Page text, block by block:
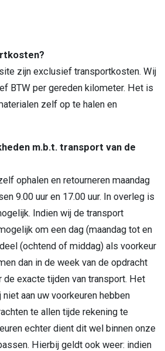
zijn exclusief transportkosten. Wij
BTW per gereden kilometer. Het is
zelf op te halen en
m.b.t. transport van de
ophalen en retourneren maandag
9.00 uur en 17.00 uur. In overleg is
Indien wij de transport
om een dag (maandag tot en
(ochtend of middag) als voorkeur
dan in de week van de opdracht
exacte tijden van transport. Het
aan uw voorkeuren hebben
te allen tijde rekening te
echter dient dit wel binnen onze
Hierbij geldt ook weer: indien